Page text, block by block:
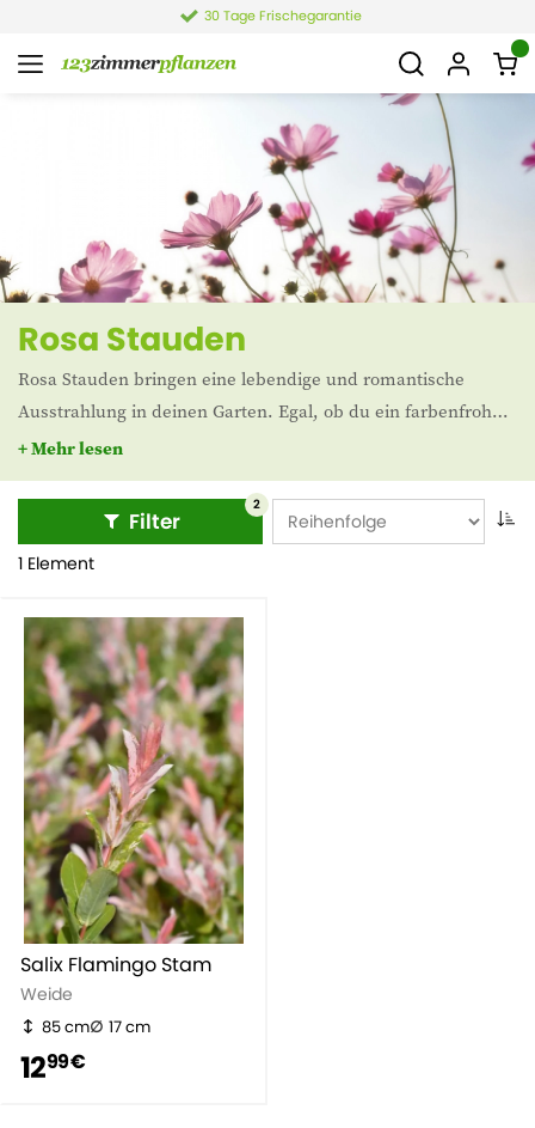
30 Tage Frischegarantie
Rosa Stauden
Rosa Stauden bringen eine lebendige und romantische
Ausstrahlung in deinen Garten. Egal, ob du ein farbenfrohes
Beet gestalten oder nur einen Hauch von Rosa hinzufügen
möchtest – es gibt zahlreiche Möglichkeiten, die perfekt zu
deinem Gartenstil passen.
+ Mehr lesen
Filter
2
1 Element
Salix Flamingo Stam
Weide
85 cm 17 cm
1299 €